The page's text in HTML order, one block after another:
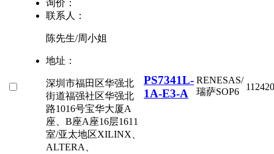
询价：
联系人：
陈先生/周小姐
地址：
深圳市福田区华强北
街道福强社区华强北
路1016号宝华大厦A
座、B座A座16层1611
室/亚太地区XILINX、
ALTERA、
PS7341L-
1A-E3-A
RENESAS/
瑞萨SOP6